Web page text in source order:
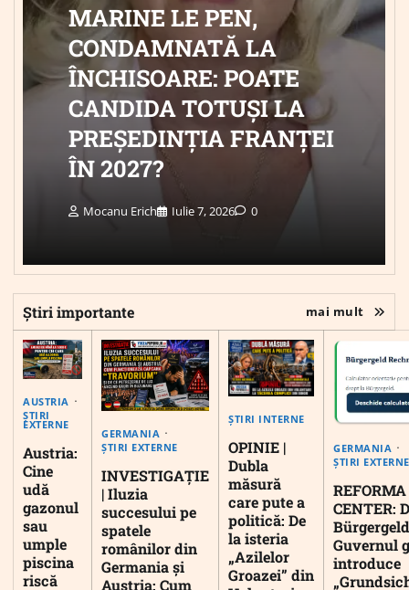
MARINE LE PEN,
CONDAMNATĂ LA
ÎNCHISOARE: POATE
CANDIDA TOTUȘI LA
PREȘEDINȚIA FRANȚEI
ÎN 2027?
Mocanu Erich Iulie 7, 2026 0
Știri importante mai mult
AUSTRIA
ȘTIRI
EXTERNE
Austria:
Cine
udă
gazonul
sau
umple
piscina
riscă
GERMANIA
ȘTIRI EXTERNE
INVESTIGAȚIE
| Iluzia
succesului pe
spatele
românilor din
Germania și
Austria: Cum
ȘTIRI INTERNE
OPINIE |
Dubla
măsură
care pute a
politică: De
la isteria
„Azilelor
Groazei” din
GERMANIA
ȘTIRI EXTERNE
CENTER:
Guvernul
introduce